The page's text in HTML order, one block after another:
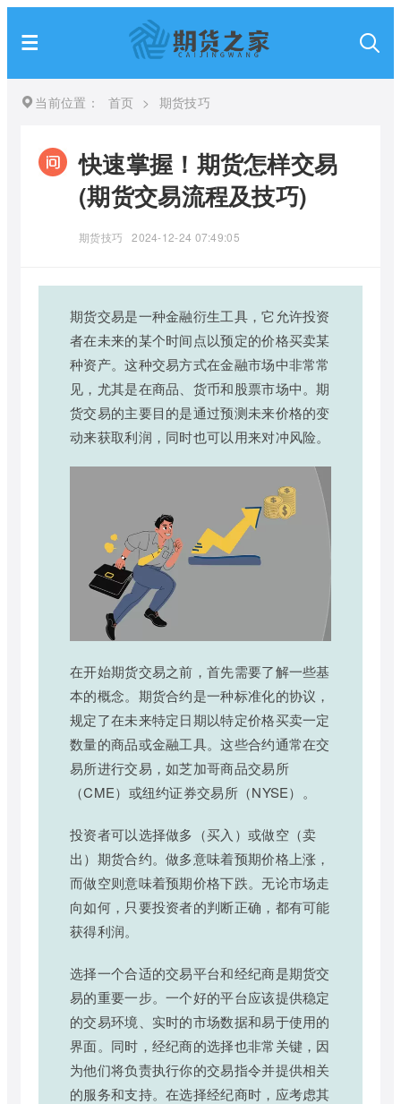
当前位置： 首页 > 期货技巧
快速掌握！期货怎样交易
(期货交易流程及技巧)
期货技巧 2024-12-24 07:49:05
期货交易是一种金融衍生工具，它允许投资
者在未来的某个时间点以预定的价格买卖某
种资产。这种交易方式在金融市场中非常常
见，尤其是在商品、货币和股票市场中。期
货交易的主要目的是通过预测未来价格的变
动来获取利润，同时也可以用来对冲风险。
在开始期货交易之前，首先需要了解一些基
本的概念。期货合约是一种标准化的协议，
规定了在未来特定日期以特定价格买卖一定
数量的商品或金融工具。这些合约通常在交
易所进行交易，如芝加哥商品交易所
（CME）或纽约证券交易所（NYSE）。
投资者可以选择做多（买入）或做空（卖
出）期货合约。做多意味着预期价格上涨，
而做空则意味着预期价格下跌。无论市场走
向如何，只要投资者的判断正确，都有可能
获得利润。
选择一个合适的交易平台和经纪商是期货交
易的重要一步。一个好的平台应该提供稳定
的交易环境、实时的市场数据和易于使用的
界面。同时，经纪商的选择也非常关键，因
为他们将负责执行你的交易指令并提供相关
的服务和支持。在选择经纪商时，应考虑其